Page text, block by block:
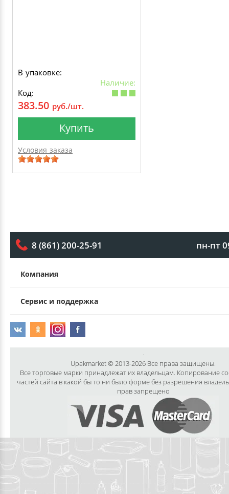
В упаковке:
Наличие:
Код:
383.50 руб./шт.
Купить
Условия заказа
8 (861) 200-25-91 пн-пт
Компания
Сервис и поддержка
Upakmarket © 2013-2026 Все права защищены.
Все торговые марки принадлежат их владельцам. Копирование
частей сайта в какой бы то ни было форме без разрешения
прав запрещено